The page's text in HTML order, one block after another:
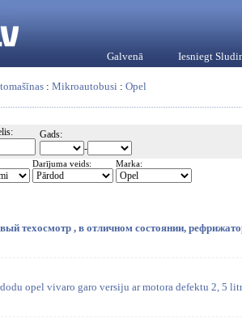
Galvenā Iesniegt
: Mikroautobusi : Opel
Gads:
-
Darījuma veids: Marka:
техосмотр , в отличном состоянии,
opel vivaro garo versiju ar motora defektu 2, 5